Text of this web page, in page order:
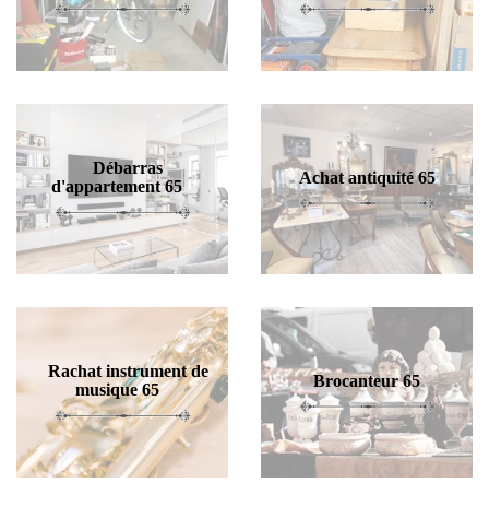
Débarras
d'appartement 65
Achat antiquité 65
Rachat instrument de
musique 65
Brocanteur 65